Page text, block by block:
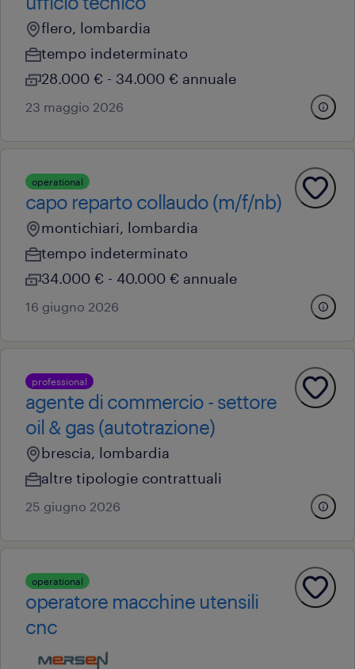
flero, lombardia
tempo indeterminato
28.000 € - 34.000 € annuale
23 maggio 2026
operational
capo reparto collaudo (m/f/nb)
montichiari, lombardia
tempo indeterminato
34.000 € - 40.000 € annuale
16 giugno 2026
professional
agente di commercio - settore
oil & gas (autotrazione)
brescia, lombardia
altre tipologie contrattuali
25 giugno 2026
operational
operatore macchine utensili
cnc